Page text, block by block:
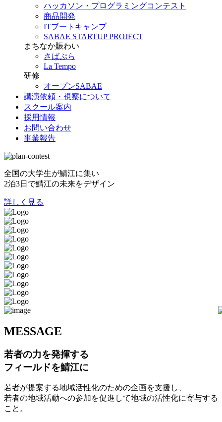
ハッカソン・プログラミングコンテスト
商品開発
ITブートキャンプ
SABAE STARTUP PROJECT
まちなか賑わい
さばぷら
La Tempo
研修
オープンSABAE
講演依頼・視察について
スクール案内
採用情報
お問い合わせ
事業報告
全国の大学生が鯖江に集い
2泊3日で鯖江の未来をデザイン
詳しく見る
MESSAGE
若者の力を発揮する
フィールドを鯖江に
若者が提案する地域活性化のための企画を支援し、
若者の地域活動への参加を促進して地域の活性化に寄与する
こと。